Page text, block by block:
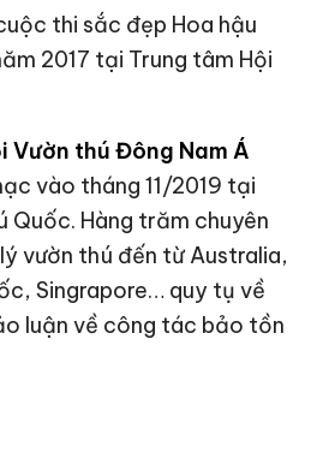
thi sắc đẹp Hoa hậu
2017 tại Trung tâm Hội
Vườn thú Đông Nam Á
vào tháng 11/2019 tại
Quốc. Hàng trăm chuyên
vườn thú đến từ Australia,
Singrapore… quy tụ về
luận về công tác bảo tồn